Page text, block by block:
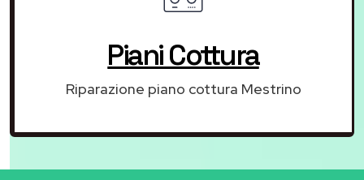
Piani Cottura
Riparazione piano cottura Mestrino